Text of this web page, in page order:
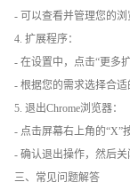
- 可以查看并管理您的浏
4. 扩展程序：
- 在设置中，点击“更多
- 根据您的需求选择合适
5. 退出Chrome浏览器：
- 点击屏幕右上角的“X”
- 确认退出操作，然后关
三、常见问题解答